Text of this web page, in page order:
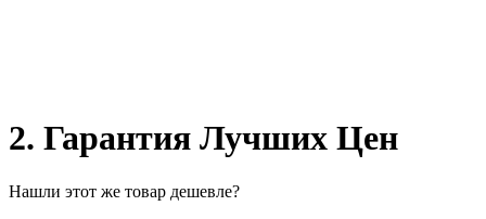
2. Гарантия Лучших Цен
Нашли этот же товар дешевле?